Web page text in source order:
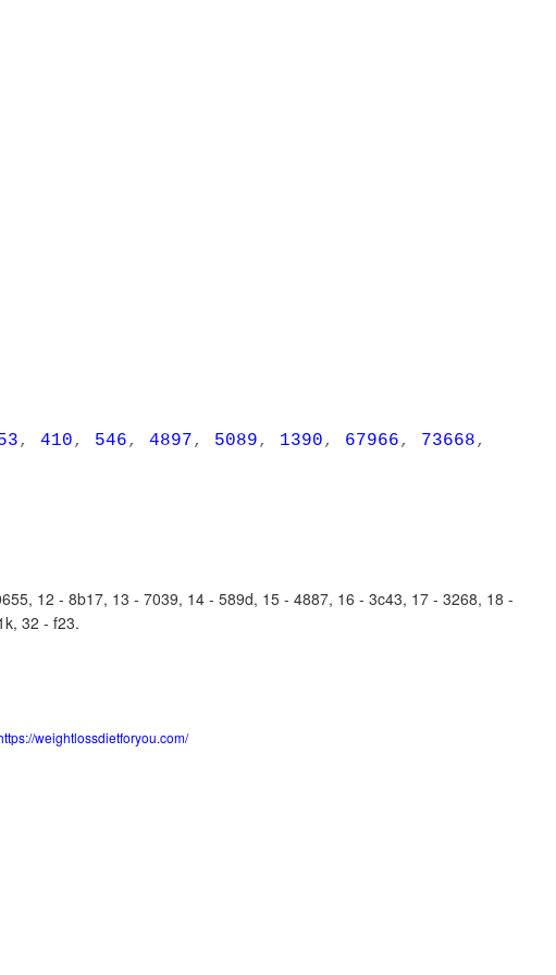
, 410, 546, 4897, 5089, 1390, 67966, 73668,
12 - 8b17, 13 - 7039, 14 - 589d, 15 - 4887, 16 - 3c43, 17 - 3268, 18 -
32 - f23.
weightlossdietforyou.com/